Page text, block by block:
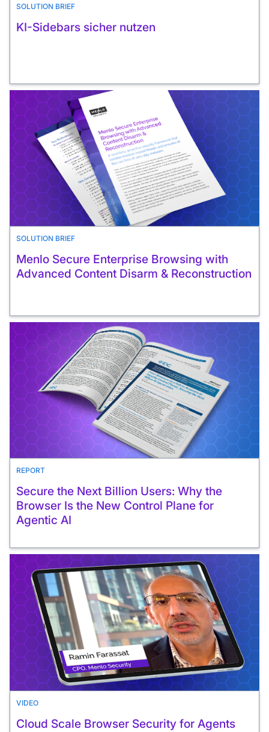
SOLUTION BRIEF
KI-Sidebars sicher nutzen
SOLUTION BRIEF
Menlo Secure Enterprise Browsing with
Advanced Content Disarm & Reconstruction
REPORT
Secure the Next Billion Users: Why the
Browser Is the New Control Plane for
Agentic AI
VIDEO
Cloud Scale Browser Security for Agents